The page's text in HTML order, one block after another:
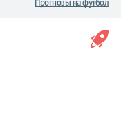
Прогнозы на футбол